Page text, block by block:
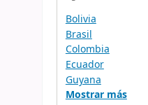
Bolivia
Brasil
Colombia
Ecuador
Guyana
Mostrar más